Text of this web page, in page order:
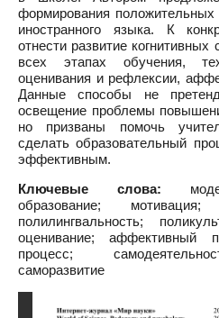
формирования положительных
иностранного языка. К
отнести развитие
всех этапах обучения,
оценивания и рефлексии,
Данные способы не
освещение проблемы
но призваны помочь
сделать образовательный
эффективным.
Ключевые слова:
образование;
полилингвальность;
оценивание; аффективный
процесс;
саморазвитие